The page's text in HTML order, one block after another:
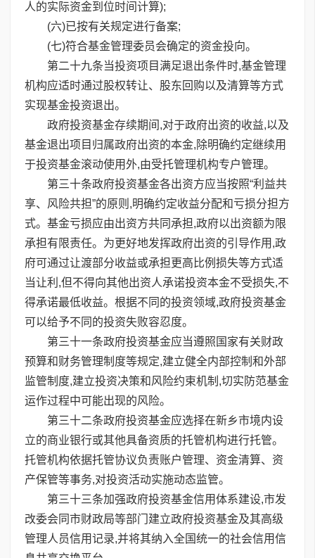
人的实际资金到位时间计算);
(六)已按有关规定进行备案;
(七)符合基金管理委员会确定的资金投向。
第二十九条当投资项目满足退出条件时,基金管理
机构应适时通过股权转让、股东回购以及清算等方式
实现基金投资退出。
政府投资基金存续期间,对于政府出资的收益,以及
基金退出项目归属政府出资的本金,除明确约定继续用
于投资基金滚动使用外,由受托管理机构专户管理。
第三十条政府投资基金各出资方应当按照“利益共
享、风险共担”的原则,明确约定收益分配和亏损分担方
式。基金亏损应由出资方共同承担,政府以出资额为限
承担有限责任。为更好地发挥政府出资的引导作用,政
府可通过让渡部分收益或承担更高比例损失等方式适
当让利,但不得向其他出资人承诺投资本金不受损失,不
得承诺最低收益。根据不同的投资领域,政府投资基金
可以给予不同的投资失败容忍度。
第三十一条政府投资基金应当遵照国家有关财政
预算和财务管理制度等规定,建立健全内部控制和外部
监管制度,建立投资决策和风险约束机制,切实防范基金
运作过程中可能出现的风险。
第三十二条政府投资基金应选择在新乡市境内设
立的商业银行或其他具备资质的托管机构进行托管。
托管机构依据托管协议负责账户管理、资金清算、资
产保管等事务,对投资活动实施动态监管。
第三十三条加强政府投资基金信用体系建设,市发
改委会同市财政局等部门建立政府投资基金及其高级
管理人员信用记录,并将其纳入全国统一的社会信用信